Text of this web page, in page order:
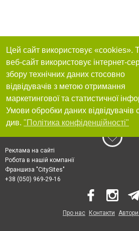
Цей сайт використовує «cookies».
веб-сайт використовує інтернет-
збору технічних даних стосовно
відвідувачів з метою отримання
маркетингової та статистичної
Умови обробки даних відвідувачів
див. "Політика конфіденційності"
Реклама на сайті
Робота в нашій компанії
Франшиза "CitySites"
+38 (050) 969-29-16
Про нас Контакти